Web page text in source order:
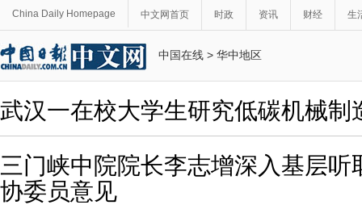
China Daily Homepage 中文网首页 时政 资讯 财经 生
中国在线 > 华中地区
武汉一在校大学生研究低碳机械制
三门峡中院院长李志增深入基层听
协委员意见